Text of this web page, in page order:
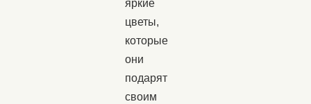
яркие
цветы,
которые
они
подарят
своим